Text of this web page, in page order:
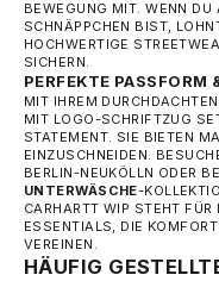
BEWEGUNG MIT. WENN DU
SCHNÄPPCHEN BIST,
HOCHWERTIGE
SICHERN.
PERFEKTE PASSFORM
MIT IHREM
MIT LOGO-SCHRIFTZUG
STATEMENT. SIE BIETEN
EINZUSCHNEIDEN.
BERLIN-NEUKÖLLN ODER
UNTERWÄSCHE-
CARHARTT WIP STEHT
ESSENTIALS, DIE
VEREINEN.
HÄUFIG